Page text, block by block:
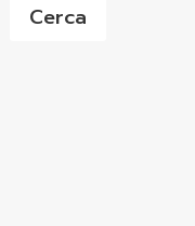
Cerca